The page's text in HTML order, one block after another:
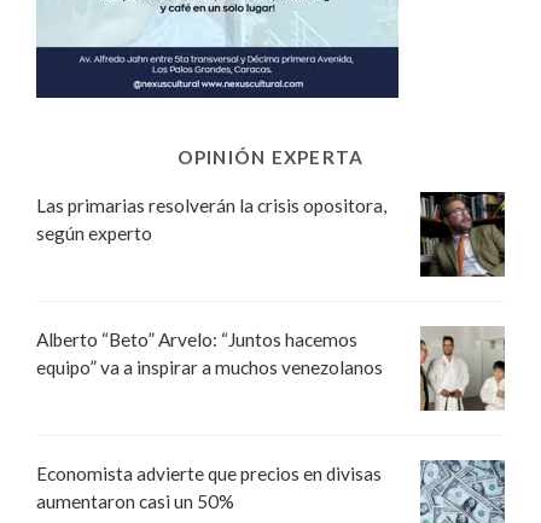
OPINIÓN EXPERTA
Las primarias resolverán la crisis opositora,
según experto
Alberto “Beto” Arvelo: “Juntos hacemos
equipo” va a inspirar a muchos venezolanos
Economista advierte que precios en divisas
aumentaron casi un 50%